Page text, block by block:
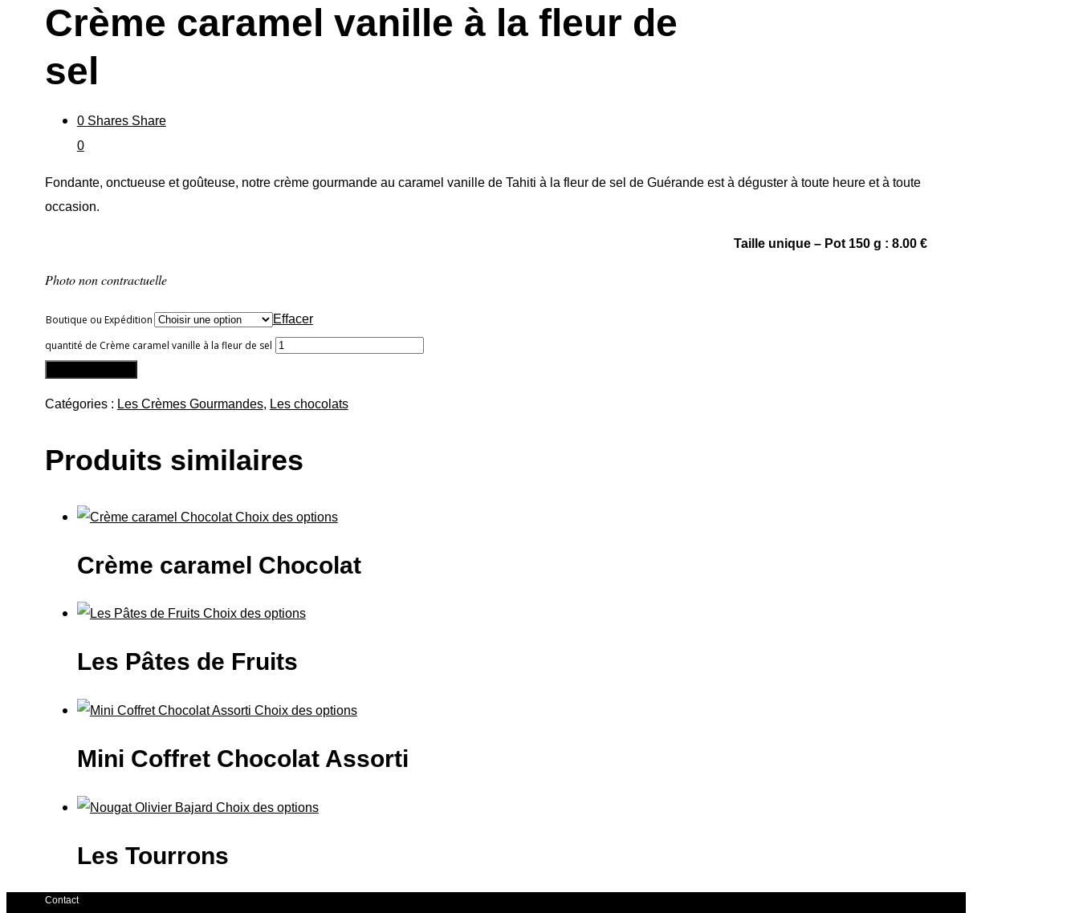
Crème caramel vanille à la fleur de
sel
0 Shares Share
0
Fondante, onctueuse et goûteuse, notre crème gourmande au caramel vanille de Tahiti à la fleur de sel de Guérande est à déguster à toute heure et à toute
occasion.
Taille unique – Pot 150 g : 8.00 €
Photo non contractuelle
Boutique ou Expédition
Effacer
quantité de Crème caramel vanille à la fleur de sel
Catégories : Les Crèmes Gourmandes, Les chocolats
Produits similaires
Choix des options
Crème caramel Chocolat
Choix des options
Les Pâtes de Fruits
Choix des options
Mini Coffret Chocolat Assorti
Choix des options
Les Tourrons
Contact